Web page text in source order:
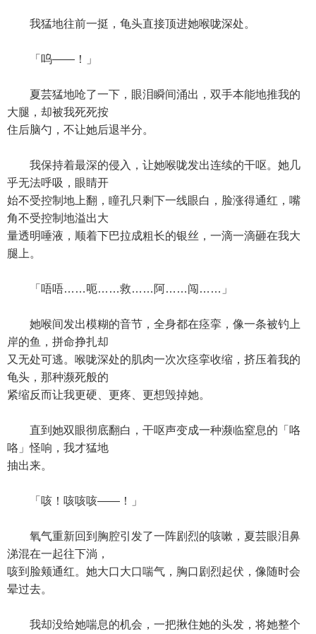
我猛地往前一挺，龟头直接顶进她喉咙深处。
「呜——！」
夏芸猛地呛了一下，眼泪瞬间涌出，双手本能地推我的
大腿，却被我死死按
住后脑勺，不让她后退半分。
我保持着最深的侵入，让她喉咙发出连续的干呕。她几
乎无法呼吸，眼睛开
始不受控制地上翻，瞳孔只剩下一线眼白，脸涨得通红，嘴
角不受控制地溢出大
量透明唾液，顺着下巴拉成粗长的银丝，一滴一滴砸在我大
腿上。
「唔唔……呃……救……阿……闯……」
她喉间发出模糊的音节，全身都在痉挛，像一条被钓上
岸的鱼，拼命挣扎却
又无处可逃。喉咙深处的肌肉一次次痉挛收缩，挤压着我的
龟头，那种濒死般的
紧缩反而让我更硬、更疼、更想毁掉她。
直到她双眼彻底翻白，干呕声变成一种濒临窒息的「咯
咯」怪响，我才猛地
抽出来。
「咳！咳咳咳——！」
氧气重新回到胸腔引发了一阵剧烈的咳嗽，夏芸眼泪鼻
涕混在一起往下淌，
咳到脸颊通红。她大口大口喘气，胸口剧烈起伏，像随时会
晕过去。
我却没给她喘息的机会，一把揪住她的头发，将她整个